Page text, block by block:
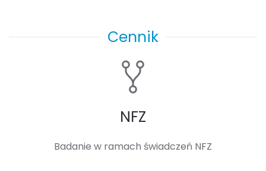
Cennik
NFZ
Badanie w ramach świadczeń NFZ